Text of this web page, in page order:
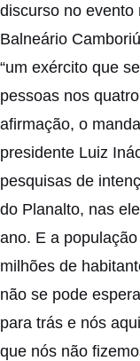
discurso no evento
Balneário
“um exército que
pessoas nos
afirmação, o
presidente Luiz
pesquisas de
do Planalto, nas
ano. E a
milhões de
não se pode
para trás e nós
que nós não